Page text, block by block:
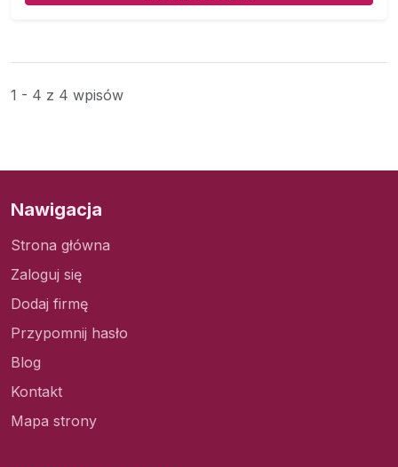
1 - 4 z 4 wpisów
Nawigacja
Strona główna
Zaloguj się
Dodaj firmę
Przypomnij hasło
Blog
Kontakt
Mapa strony